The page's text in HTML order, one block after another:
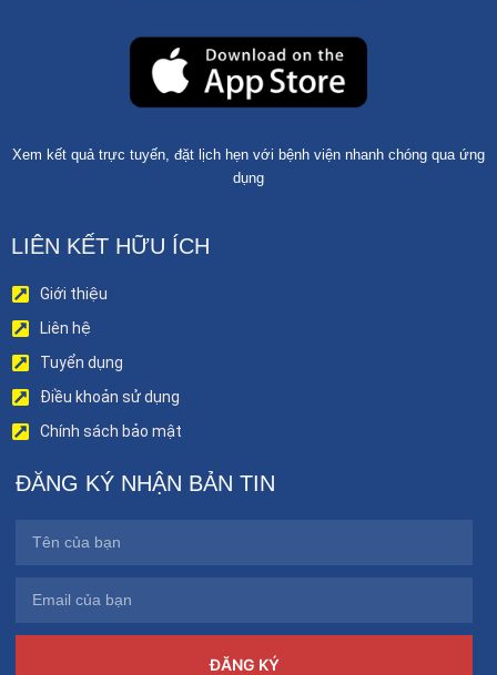
Xem kết quả trực tuyến, đặt lịch hẹn với bệnh viện nhanh chóng qua ứng
dụng
LIÊN KẾT HỮU ÍCH
Giới thiệu
Liên hệ
Tuyển dụng
Điều khoản sử dụng
Chính sách bảo mật
ĐĂNG KÝ NHẬN BẢN TIN
ĐĂNG KÝ